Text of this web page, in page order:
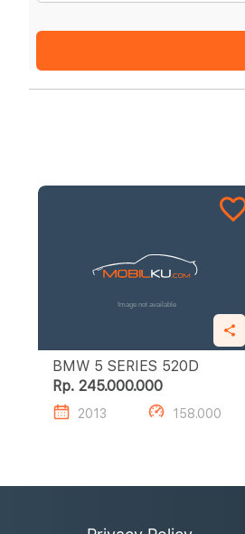
BMW 5 SERIES 520D
Rp. 245.000.000
2013 158.000